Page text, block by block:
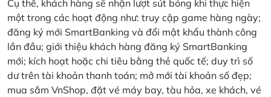
Cụ thể, khách hàng sẽ nhận lượt sút bóng khi thực hiện
một trong các hoạt động như: truy cập game hàng ngày;
đăng ký mới SmartBanking và đổi mật khẩu thành công
lần đầu; giới thiệu khách hàng đăng ký SmartBanking
mới; kích hoạt hoặc chi tiêu bằng thẻ quốc tế; duy trì số
dư trên tài khoản thanh toán; mở mới tài khoản số đẹp;
mua sắm VnShop, đặt vé máy bay, tàu hỏa, xe khách, vé